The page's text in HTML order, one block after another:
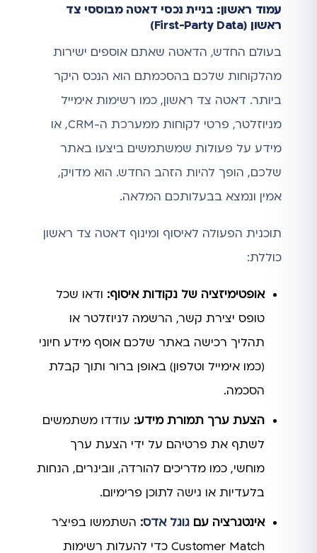
עמוד ראשון: בניית נכסי דאטה מבוססי צד
ראשון (First-Party Data)
בעולם החדש, הדאטה שאתם אוספים ישירות
מהלקוחות שלכם בהסכמתם הוא הנכס היקר
ביותר. דאטה צד ראשון, כמו רשימות אימייל
מניוזלטר, פרטי לקוחות ממערכת ה-CRM, או
מידע על פעולות שמשתמשים ביצעו באתר
שלכם, הופך להיות הזהב החדש. הוא מדויק,
אמין ונמצא בבעלותכם המלאה.
תוכנית הפעולה לאיסוף ומינוף דאטה צד ראשון
כוללת:
אופטימיזציה של נקודות איסוף: ודאו שכל
טופס יצירת קשר, הרשמה לניוזלטר או
תהליך רכישה באתר שלכם אוסף מידע חיוני
(כמו אימייל וטלפון) באופן ברור ותוך קבלת
הסכמה.
הצעת ערך תמורת מידע: עודדו משתמשים
לשתף את פרטיהם על ידי הצעת ערך
מוחשי, כמו מדריכים להורדה, וובינרים, הנחות
בלעדיות או גישה לתוכן פרימיום.
אינטגרציה עם גוגל אדס: השתמשו בפיצ'ר
Customer Match כדי להעלות רשימות